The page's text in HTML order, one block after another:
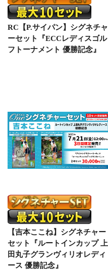
RC【P.サイパン】シグネチャ
ーセット『ECCレディスゴル
フトーナメント 優勝記念』
【吉本ここね】シグネチャー
セット『ルートインカップ 上
田丸子グランヴィリオレディ
ース 優勝記念』